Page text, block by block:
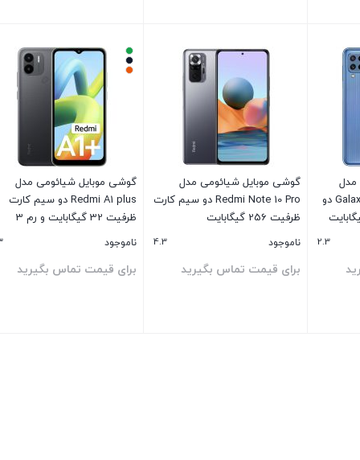
مدل
Galaxy M32 SM-M325F/DS دو
2.3
گوشی موبایل شیائومی مدل
Redmi Note 10 Pro دو سیم‌ کارت
ظرفیت 256 گیگابایت
ناموجود 4.3
برای قیمت تماس بگیرید
گوشی موبایل شیائومی مدل
Redmi A1 plus دو سیم کارت
ظرفیت 32 گیگابایت و رم 3
ناموجود
برای قیمت تماس بگیرید